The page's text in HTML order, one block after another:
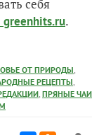
себя
greenhits.ru.
ОТ ПРИРОДЫ,
РЕЦЕПТЫ,
, ПРЯНЫЕ ЧАИ